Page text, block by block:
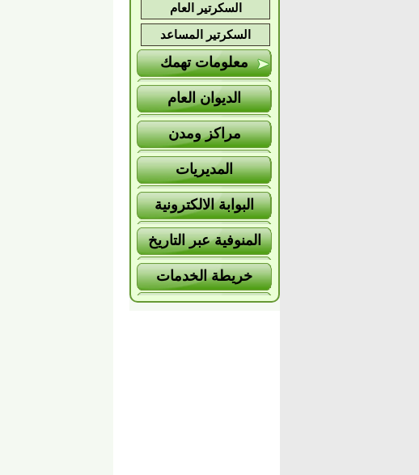
السكرتير العام
السكرتير المساعد
معلومات تهمك
الديوان العام
مراكز ومدن
المديريات
البوابة الالكترونية
المنوفية عبر التاريخ
خريطة الخدمات